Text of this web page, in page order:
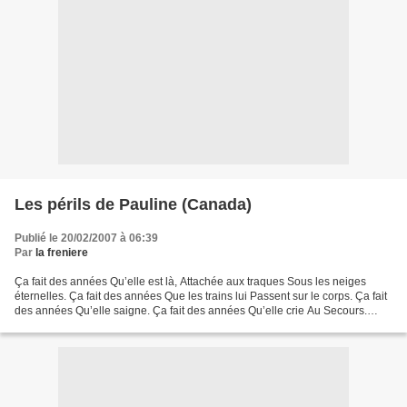
Les périls de Pauline (Canada)
Publié le 20/02/2007 à 06:39
Par la freniere
Ça fait des années Qu’elle est là, Attachée aux traques Sous les neiges
éternelles. Ça fait des années Que les trains lui Passent sur le corps. Ça fait
des années Qu’elle saigne. Ça fait des années Qu’elle crie Au Secours.